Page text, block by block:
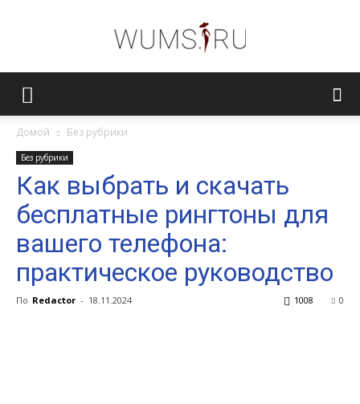
Домой Без рубрики
Без рубрики
Как выбрать и скачать
бесплатные рингтоны для
вашего телефона:
практическое руководство
По Redactor - 18.11.2024 0
1008